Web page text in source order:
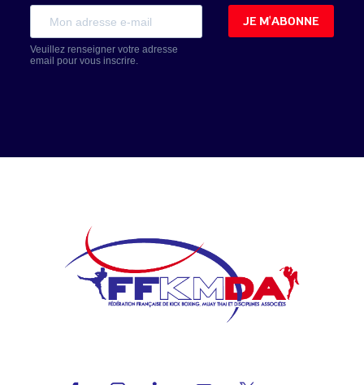
Veuillez renseigner votre adresse
email pour vous inscrire.
JE M'ABONNE